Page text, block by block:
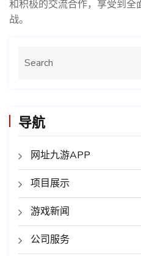
和积极的交流合作，享受到
战。
导航
网址九游APP
项目展示
游戏新闻
公司服务